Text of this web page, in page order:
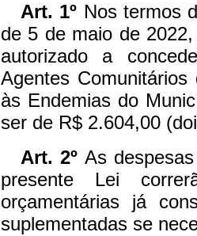
Art. 1º Nos termos
de 5 de maio de
autorizado a
Agentes
às Endemias do
ser de R$ 2.604,00
Art. 2ºAs
presente Lei
orçamentárias já
suplementadas se